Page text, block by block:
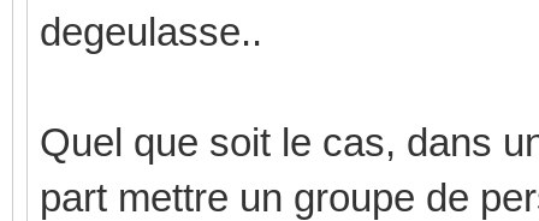
degeulasse..
Quel que soit le cas, dans
part mettre un groupe de